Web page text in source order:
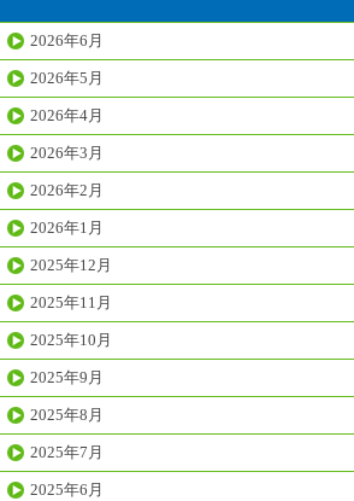
2026年6月
2026年5月
2026年4月
2026年3月
2026年2月
2026年1月
2025年12月
2025年11月
2025年10月
2025年9月
2025年8月
2025年7月
2025年6月